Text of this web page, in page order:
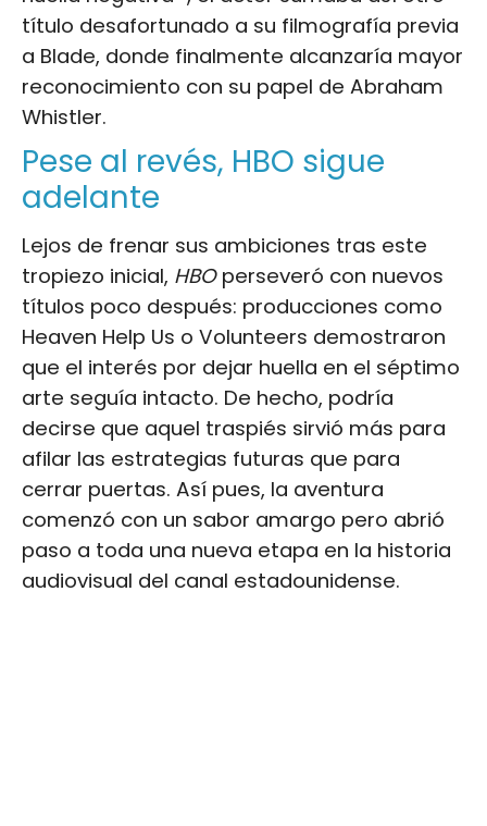
título desafortunado a su filmografía previa
a Blade, donde finalmente alcanzaría mayor
reconocimiento con su papel de Abraham
Whistler.
Pese al revés, HBO sigue
adelante
Lejos de frenar sus ambiciones tras este
tropiezo inicial, HBOperseveró con nuevos
títulos poco después: producciones como
Heaven Help Us o Volunteers demostraron
que el interés por dejar huella en el séptimo
arte seguía intacto. De hecho, podría
decirse que aquel traspiés sirvió más para
afilar las estrategias futuras que para
cerrar puertas. Así pues, la aventura
comenzó con un sabor amargo pero abrió
paso a toda una nueva etapa en la historia
audiovisual del canal estadounidense.